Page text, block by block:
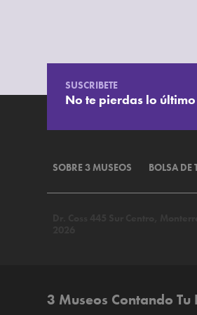
SUSCRIBETE
No te pierdas lo
SOBRE 3 MUSEOS BOLSA DE
3 Museos Contando